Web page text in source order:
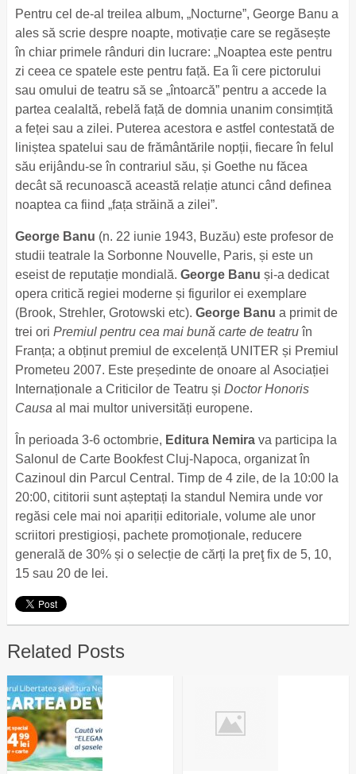
Pentru cel de-al treilea album, „Nocturne”, George Banu a
ales să scrie despre noapte, motivație care se regăsește
în chiar primele rânduri din lucrare: „Noaptea este pentru
zi ceea ce spatele este pentru față. Ea îi cere pictorului
sau omului de teatru să se „întoarcă” pentru a accede la
partea cealaltă, rebelă față de domnia unanim consimțită
a feței sau a zilei. Puterea acestora e astfel contestată de
liniștea spatelui sau de frământările nopții, fiecare în felul
său erijându-se în contrariul său, și Goethe nu făcea
decât să recunoască această relație atunci când definea
noaptea ca fiind „fața străină a zilei”.
George Banu (n. 22 iunie 1943, Buzău) este profesor de
studii teatrale la Sorbonne Nouvelle, Paris, și este un
eseist de reputație mondială. George Banu și-a dedicat
opera critică regiei moderne și figurilor ei exemplare
(Brook, Strehler, Grotowski etc). George Banu a primit de
trei ori Premiul pentru cea mai bună carte de teatru în
Franța; a obținut premiul de excelență UNITER și Premiul
Prometeu 2007. Este președinte de onoare al Asociației
Internaționale a Criticilor de Teatru și Doctor Honoris
Causa al mai multor universități europene.
În perioada 3-6 octombrie, Editura Nemirava participa la
Salonul de Carte Bookfest Cluj-Napoca, organizat în
Cazinoul din Parcul Central. Timp de 4 zile, de la 10:00 la
20:00, cititorii sunt așteptați la standul Nemira unde vor
regăsi cele mai noi apariții editoriale, volume ale unor
scriitori prestigioși, pachete promoționale, reducere
generală de 30% și o selecție de cărți la preţ fix de 5, 10,
15 sau 20 de lei.
Related Posts